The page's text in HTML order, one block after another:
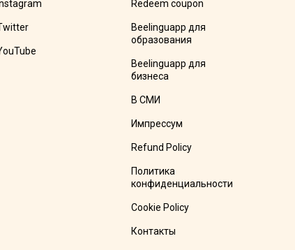
Redeem coupon
Beelinguapp для
образования
Beelinguapp для
бизнеса
В СМИ
Импрессум
Refund Policy
Политика
конфиденциальности
Cookie Policy
Контакты